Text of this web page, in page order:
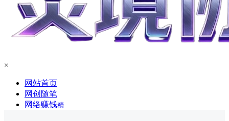
×
网站首页
网创随笔
网络赚钱精